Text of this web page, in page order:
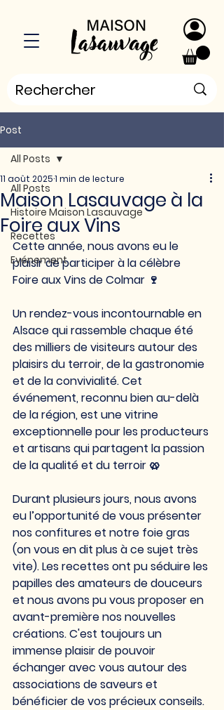
Post
All Posts
Histoire Maison Lasauvage
Recettes
Evénement
All Posts
Maison Lasauvage à la
Foire aux Vins
11 août 20251 min de lecture
Cette année, nous avons eu le
plaisir de participer à la célèbre
Foire aux Vins de Colmar 🍷
Un rendez-vous incontournable en
Alsace qui rassemble chaque été
des milliers de visiteurs autour des
plaisirs du terroir, de la gastronomie
et de la convivialité. Cet
événement, reconnu bien au-delà
de la région, est une vitrine
exceptionnelle pour les producteurs
et artisans qui partagent la passion
de la qualité et du terroir 🥨
Durant plusieurs jours, nous avons
eu l’opportunité de vous présenter
nos confitures et notre foie gras
(on vous en dit plus à ce sujet très
vite). Les recettes ont pu séduire les
papilles des amateurs de douceurs
et nous avons pu vous proposer en
avant-première nos nouvelles
créations. C'est toujours un
immense plaisir de pouvoir
échanger avec vous autour des
associations de saveurs et
bénéficier de vos précieux conseils.